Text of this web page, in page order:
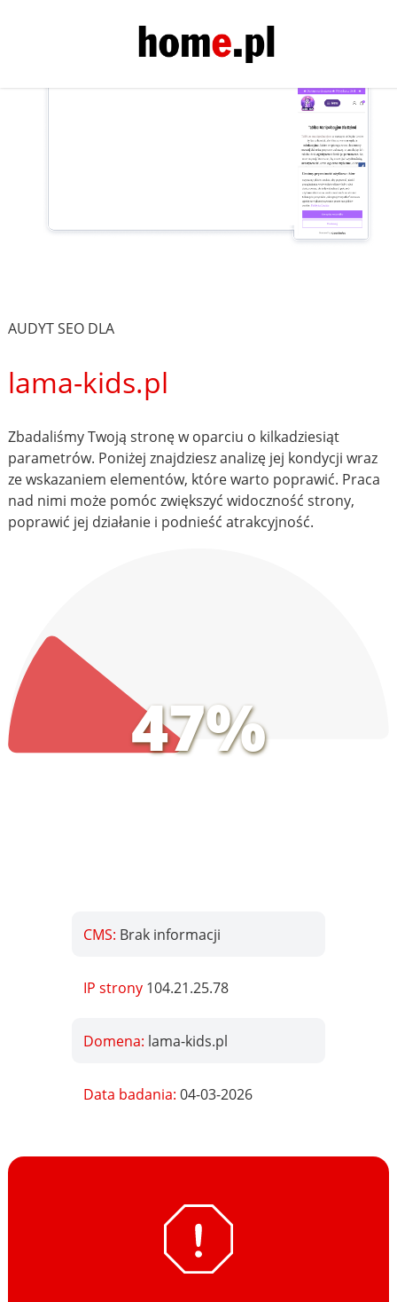
AUDYT SEO DLA
lama-kids.pl
Zbadaliśmy Twoją stronę w oparciu o kilkadziesiąt
parametrów. Poniżej znajdziesz analizę jej kondycji wraz
ze wskazaniem elementów, które warto poprawić. Praca
nad nimi może pomóc zwiększyć widoczność strony,
poprawić jej działanie i podnieść atrakcyjność.
47%
CMS: Brak informacji
IP strony 104.21.25.78
Domena: lama-kids.pl
Data badania:04-03-2026